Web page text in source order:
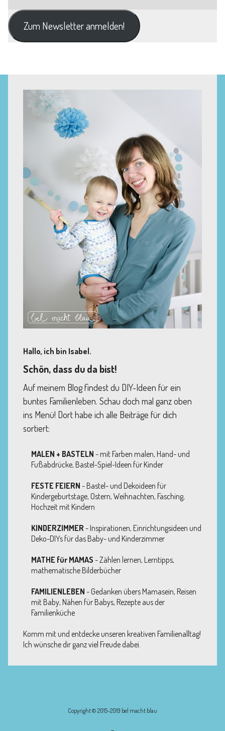
Zum Newsletter anmelden!
Hallo, ich bin Isabel.
Schön, dass du da bist!
Auf meinem Blog findest du DIY-Ideen für ein
buntes Familienleben. Schau doch mal ganz oben
ins Menü! Dort habe ich alle Beiträge für dich
sortiert:
MALEN + BASTELN - mit Farben malen, Hand- und
Fußabdrücke, Bastel-Spiel-Ideen für Kinder
FESTE FEIERN - Bastel- und Dekoideen für
Kindergeburtstage, Ostern, Weihnachten, Fasching,
Hochzeit mit Kindern
KINDERZIMMER - Inspirationen, Einrichtungsideen und
Deko-DIYs für das Baby- und Kinderzimmer
MATHE für MAMAS - Zählen lernen, Lerntipps,
mathematische Bilderbücher
FAMILIENLEBEN - Gedanken übers Mamasein, Reisen
mit Baby, Nähen für Babys, Rezepte aus der
Familienküche
Komm mit und entdecke unseren kreativen Familienalltag!
Ich wünsche dir ganz viel Freude dabei.
Copyright © 2015-2019 bel macht blau